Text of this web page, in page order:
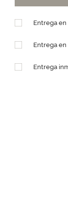
Entrega en
Entrega en
Entrega